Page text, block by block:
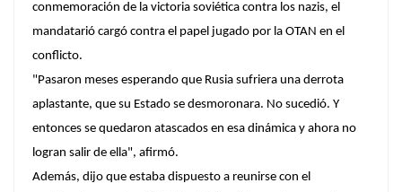
conmemoración de la victoria soviética contra los nazis, el
mandatarió cargó contra el papel jugado por la OTAN en el
conflicto.
"Pasaron meses esperando que Rusia sufriera una derrota
aplastante, que su Estado se desmoronara. No sucedió. Y
entonces se quedaron atascados en esa dinámica y ahora no
logran salir de ella", afirmó.
Además, dijo que estaba dispuesto a reunirse con el